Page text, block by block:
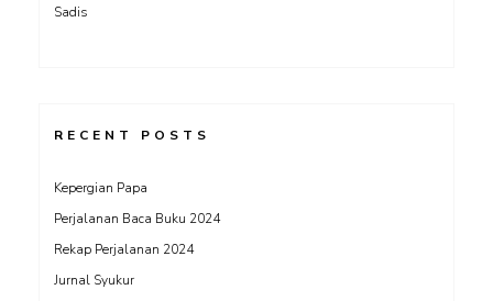
Sadis
RECENT POSTS
Kepergian Papa
Perjalanan Baca Buku 2024
Rekap Perjalanan 2024
Jurnal Syukur